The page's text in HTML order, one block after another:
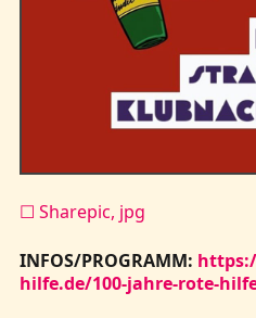
☐ Sharepic, jpg
INFOS/PROGRAMM:
hilfe.de/100-jahre-rote-